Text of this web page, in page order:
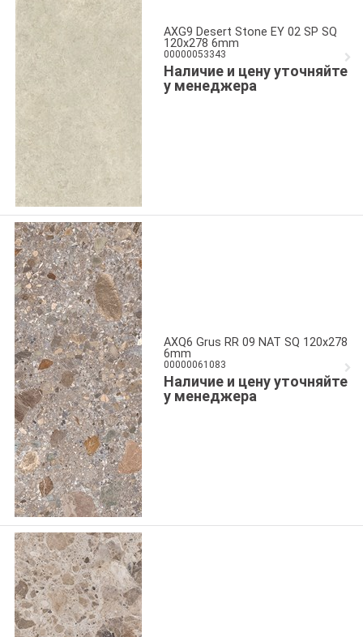
AXG9 Desert Stone EY 02 SP SQ
120x278 6mm
00000053343
Наличие и цену уточняйте
у менеджера
AXQ6 Grus RR 09 NAT SQ 120x278
6mm
00000061083
Наличие и цену уточняйте
у менеджера